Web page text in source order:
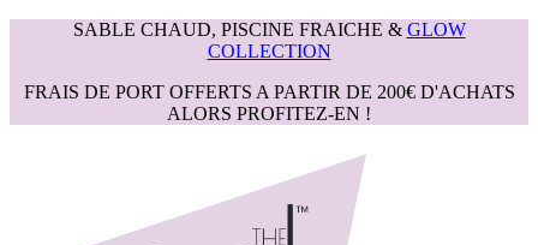
SABLE CHAUD, PISCINE FRAICHE & GLOW
COLLECTION
FRAIS DE PORT OFFERTS A PARTIR DE 200€ D'ACHATS
ALORS PROFITEZ-EN !